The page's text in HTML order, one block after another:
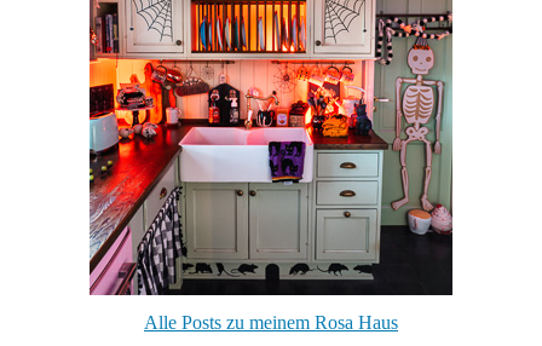
Alle Posts zu meinem Rosa Haus